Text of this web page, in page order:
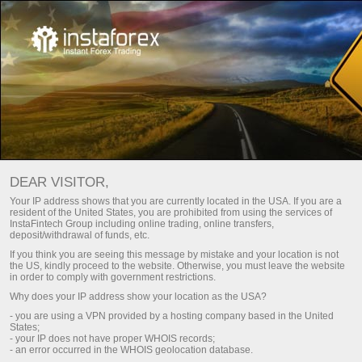
Main About Us InstaSport Dragon racing
इंस्टाफॉरेक्ष् - ड्रैगन रेसिंग का आधिकारिक भागीदार
भविष्य आ रहा है -
इंस्टाफॉरेक्ष् और ड्रैगन रेसिंग
Register a personal account
DEAR VISITOR,
Your IP address shows that you are currently located in the USA. If you are a
resident of the United States, you are prohibited from using the services of
InstaFintech Group including online trading, online transfers,
deposit/withdrawal of funds, etc.
If you think you are seeing this message by mistake and your location is not
the US, kindly proceed to the website. Otherwise, you must leave the website
in order to comply with government restrictions.
Why does your IP address show your location as the USA?
- you are using a VPN provided by a hosting company based in the United
States;
- your IP does not have proper WHOIS records;
- an error occurred in the WHOIS geolocation database.